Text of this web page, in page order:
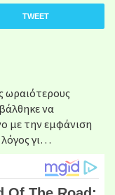
TWEET
ωραιότερους
να
με την εμφάνιση
γι…